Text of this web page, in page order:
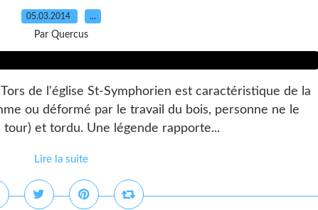
05.03.2014 …
Par Quercus
de l'église St-Symphorien est caractéristique de la
ou déformé par le travail du bois, personne ne le
et tordu. Une légende rapporte...
Lire la suite